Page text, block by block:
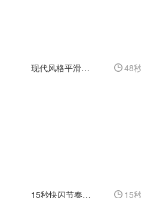
现代风格平滑流畅展示的动态幻灯片开场片头 48
15秒快闪节奏感干净图文排版片头 15